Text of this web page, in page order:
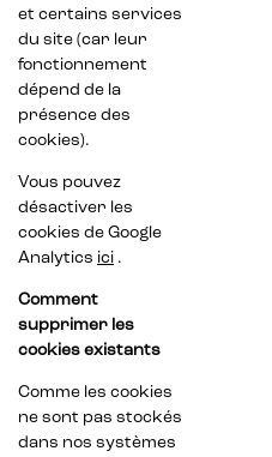
et certains services
du site (car leur
fonctionnement
dépend de la
présence des
cookies).
Vous pouvez
désactiver les
cookies de Google
Analytics ici .
Comment
supprimer les
cookies existants
Comme les cookies
ne sont pas stockés
dans nos systèmes